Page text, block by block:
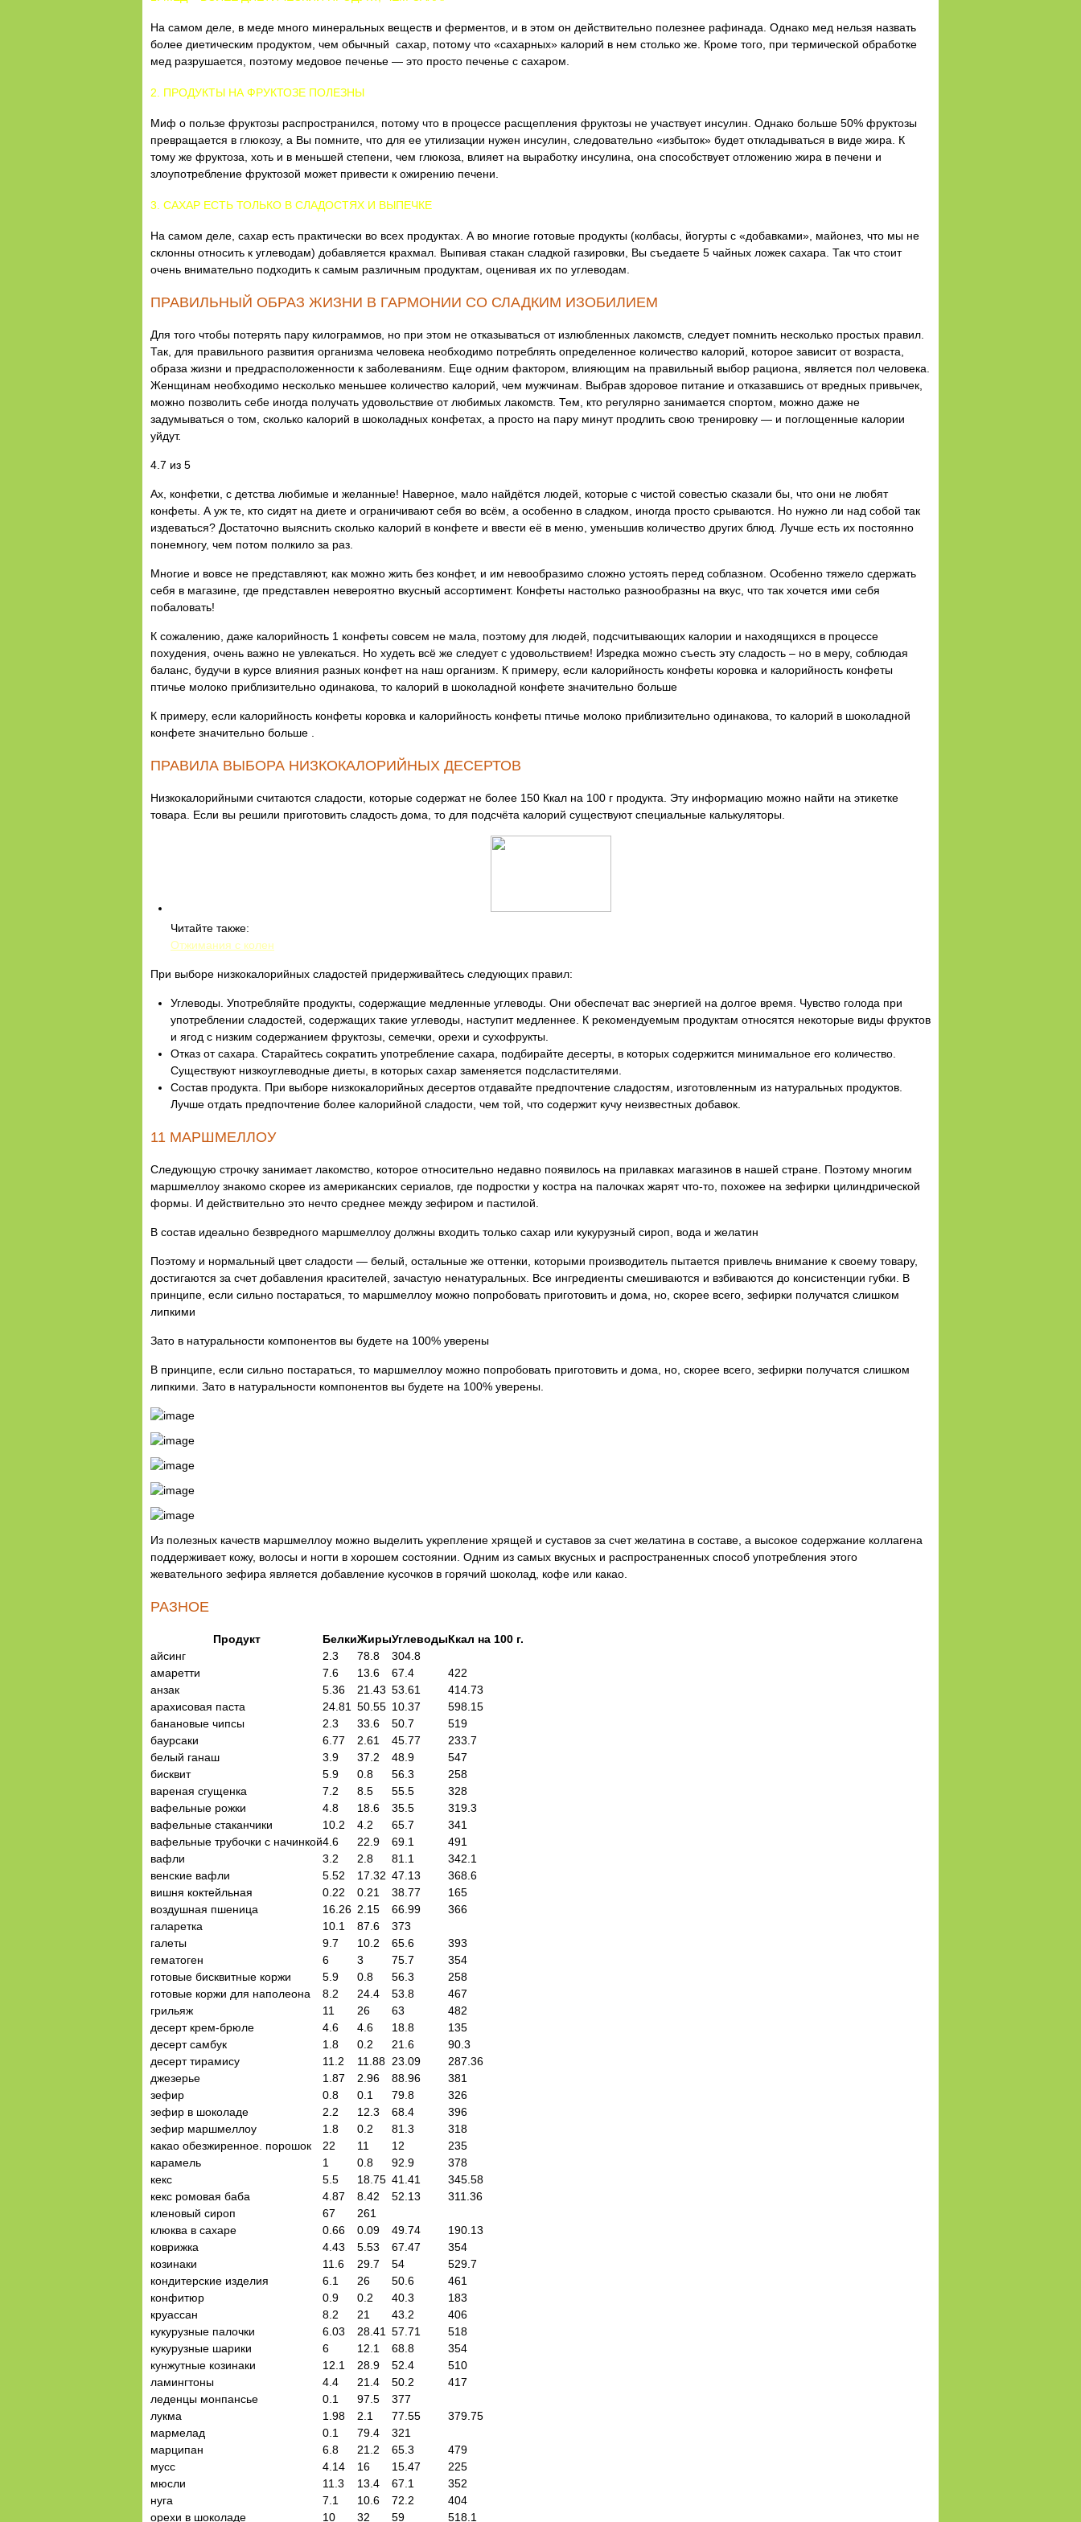
На самом деле, в меде много минеральных веществ и ферментов, и в этом он действительно полезнее рафинада. Однако мед нельзя назвать
более диетическим продуктом, чем обычный сахар, потому что «сахарных» калорий в нем столько же. Кроме того, при термической обработке
мед разрушается, поэтому медовое печенье — это просто печенье с сахаром.
2. ПРОДУКТЫ НА ФРУКТОЗЕ ПОЛЕЗНЫ
Миф о пользе фруктозы распространился, потому что в процессе расщепления фруктозы не участвует инсулин. Однако больше 50% фруктозы
превращается в глюкозу, а Вы помните, что для ее утилизации нужен инсулин, следовательно «избыток» будет откладываться в виде жира. К
тому же фруктоза, хоть и в меньшей степени, чем глюкоза, влияет на выработку инсулина, она способствует отложению жира в печени и
злоупотребление фруктозой может привести к ожирению печени.
3. САХАР ЕСТЬ ТОЛЬКО В СЛАДОСТЯХ И ВЫПЕЧКЕ
На самом деле, сахар есть практически во всех продуктах. А во многие готовые продукты (колбасы, йогурты с «добавками», майонез, что мы не
склонны относить к углеводам) добавляется крахмал. Выпивая стакан сладкой газировки, Вы съедаете 5 чайных ложек сахара. Так что стоит
очень внимательно подходить к самым различным продуктам, оценивая их по углеводам.
ПРАВИЛЬНЫЙ ОБРАЗ ЖИЗНИ В ГАРМОНИИ СО СЛАДКИМ ИЗОБИЛИЕМ
Для того чтобы потерять пару килограммов, но при этом не отказываться от излюбленных лакомств, следует помнить несколько простых правил.
Так, для правильного развития организма человека необходимо потреблять определенное количество калорий, которое зависит от возраста,
образа жизни и предрасположенности к заболеваниям. Еще одним фактором, влияющим на правильный выбор рациона, является пол человека.
Женщинам необходимо несколько меньшее количество калорий, чем мужчинам. Выбрав здоровое питание и отказавшись от вредных привычек,
можно позволить себе иногда получать удовольствие от любимых лакомств. Тем, кто регулярно занимается спортом, можно даже не
задумываться о том, сколько калорий в шоколадных конфетах, а просто на пару минут продлить свою тренировку — и поглощенные калории
уйдут.
4.7 из 5
Ах, конфетки, с детства любимые и желанные! Наверное, мало найдётся людей, которые с чистой совестью сказали бы, что они не любят
конфеты. А уж те, кто сидят на диете и ограничивают себя во всём, а особенно в сладком, иногда просто срываются. Но нужно ли над собой так
издеваться? Достаточно выяснить сколько калорий в конфете и ввести её в меню, уменьшив количество других блюд. Лучше есть их постоянно
понемногу, чем потом полкило за раз.
Многие и вовсе не представляют, как можно жить без конфет, и им невообразимо сложно устоять перед соблазном. Особенно тяжело сдержать
себя в магазине, где представлен невероятно вкусный ассортимент. Конфеты настолько разнообразны на вкус, что так хочется ими себя
побаловать!
К сожалению, даже калорийность 1 конфеты совсем не мала, поэтому для людей, подсчитывающих калории и находящихся в процессе
похудения, очень важно не увлекаться. Но худеть всё же следует с удовольствием! Изредка можно съесть эту сладость – но в меру, соблюдая
баланс, будучи в курсе влияния разных конфет на наш организм. К примеру, если калорийность конфеты коровка и калорийность конфеты
птичье молоко приблизительно одинакова, то калорий в шоколадной конфете значительно больше
К примеру, если калорийность конфеты коровка и калорийность конфеты птичье молоко приблизительно одинакова, то калорий в шоколадной
конфете значительно больше .
ПРАВИЛА ВЫБОРА НИЗКОКАЛОРИЙНЫХ ДЕСЕРТОВ
Низкокалорийными считаются сладости, которые содержат не более 150 Ккал на 100 г продукта. Эту информацию можно найти на этикетке
товара. Если вы решили приготовить сладость дома, то для подсчёта калорий существуют специальные калькуляторы.
Читайте также:
Отжимания с колен
При выборе низкокалорийных сладостей придерживайтесь следующих правил:
Углеводы. Употребляйте продукты, содержащие медленные углеводы. Они обеспечат вас энергией на долгое время. Чувство голода при
употреблении сладостей, содержащих такие углеводы, наступит медленнее. К рекомендуемым продуктам относятся некоторые виды фруктов
и ягод с низким содержанием фруктозы, семечки, орехи и сухофрукты.
Отказ от сахара. Старайтесь сократить употребление сахара, подбирайте десерты, в которых содержится минимальное его количество.
Существуют низкоуглеводные диеты, в которых сахар заменяется подсластителями.
Состав продукта. При выборе низкокалорийных десертов отдавайте предпочтение сладостям, изготовленным из натуральных продуктов.
Лучше отдать предпочтение более калорийной сладости, чем той, что содержит кучу неизвестных добавок.
11 МАРШМЕЛЛОУ
Следующую строчку занимает лакомство, которое относительно недавно появилось на прилавках магазинов в нашей стране. Поэтому многим
маршмеллоу знакомо скорее из американских сериалов, где подростки у костра на палочках жарят что-то, похожее на зефирки цилиндрической
формы. И действительно это нечто среднее между зефиром и пастилой.
В состав идеально безвредного маршмеллоу должны входить только сахар или кукурузный сироп, вода и желатин
Поэтому и нормальный цвет сладости — белый, остальные же оттенки, которыми производитель пытается привлечь внимание к своему товару,
достигаются за счет добавления красителей, зачастую ненатуральных. Все ингредиенты смешиваются и взбиваются до консистенции губки. В
принципе, если сильно постараться, то маршмеллоу можно попробовать приготовить и дома, но, скорее всего, зефирки получатся слишком
липкими
Зато в натуральности компонентов вы будете на 100% уверены
В принципе, если сильно постараться, то маршмеллоу можно попробовать приготовить и дома, но, скорее всего, зефирки получатся слишком
липкими. Зато в натуральности компонентов вы будете на 100% уверены.
Из полезных качеств маршмеллоу можно выделить укрепление хрящей и суставов за счет желатина в составе, а высокое содержание коллагена
поддерживает кожу, волосы и ногти в хорошем состоянии. Одним из самых вкусных и распространенных способ употребления этого
жевательного зефира является добавление кусочков в горячий шоколад, кофе или какао.
РАЗНОЕ
Продукт БелкиЖирыУглеводыКкал на 100 г.
айсинг
2.3 78.8
304.8
амаретти
7.6 13.6 67.4
422
анзак
5.36 21.43 53.61
414.73
арахисовая паста
24.81 50.55 10.37
598.15
банановые чипсы
2.3 33.6 50.7
519
баурсаки
6.77 2.61 45.77
233.7
белый ганаш
3.9 37.2 48.9
547
бисквит
5.9 0.8 56.3
258
вареная сгущенка
7.2 8.5 55.5
328
вафельные рожки
4.8 18.6 35.5
319.3
вафельные стаканчики
10.2 4.2 65.7
341
вафельные трубочки с начинкой4.6 22.9 69.1
491
вафли
3.2 2.8 81.1
342.1
венские вафли
5.52 17.32 47.13
368.6
вишня коктейльная
0.22 0.21 38.77
165
воздушная пшеница
16.26 2.15 66.99
366
галаретка
10.1 87.6
373
галеты
9.7 10.2 65.6
393
гематоген
6 3 75.7
354
готовые бисквитные коржи
5.9 0.8 56.3
258
готовые коржи для наполеона
8.2 24.4 53.8
467
грильяж
11 26 63
482
десерт крем-брюле
4.6 4.6 18.8
135
десерт самбук
1.8 0.2 21.6
90.3
десерт тирамису
11.2 11.88 23.09
287.36
джезерье
1.87 2.96 88.96
381
зефир
0.8 0.1 79.8
326
зефир в шоколаде
2.2 12.3 68.4
396
зефир маршмеллоу
1.8 0.2 81.3
318
какао обезжиренное. порошок
22 11 12
235
карамель
1 0.8 92.9
378
кекс
5.5 18.75 41.41
345.58
кекс ромовая баба
4.87 8.42 52.13
311.36
кленовый сироп
67
261
клюква в сахаре
0.66 0.09 49.74
190.13
коврижка
4.43 5.53 67.47
354
козинаки
11.6 29.7 54
529.7
кондитерские изделия
6.1 26 50.6
461
конфитюр
0.9 0.2 40.3
183
круассан
8.2 21 43.2
406
кукурузные палочки
6.03 28.41 57.71
518
кукурузные шарики
6 12.1 68.8
354
кунжутные козинаки
12.1 28.9 52.4
510
ламингтоны
4.4 21.4 50.2
417
леденцы монпансье
0.1 97.5
377
лукма
1.98 2.1 77.55
379.75
мармелад
0.1 79.4
321
марципан
6.8 21.2 65.3
479
мусс
4.14 16 15.47
225
мюсли
11.3 13.4 67.1
352
нуга
7.1 10.6 72.2
404
орехи в шоколаде
10 32 59 518.1